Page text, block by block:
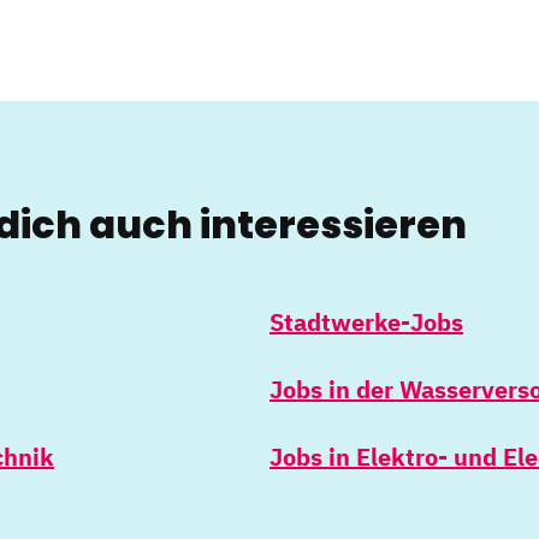
auch interessieren
Stadtwerke-Jobs
Jobs in der
Jobs in Elektro- und